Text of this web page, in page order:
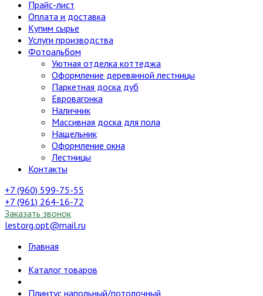
Прайс-лист
Оплата и доставка
Купим сырье
Услуги производства
Фотоальбом
Уютная отделка коттеджа
Оформление деревянной лестницы
Паркетная доска дуб
Евровагонка
Наличник
Массивная доска для пола
Нащельник
Оформление окна
Лестницы
Контакты
+7 (960) 599-75-55
+7 (961) 264-16-72
Заказать звонок
lestorg.opt@mail.ru
Главная
Каталог товаров
Плинтус напольный/потолочный